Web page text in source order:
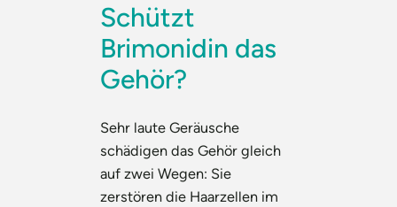
Schützt
Brimonidin das
Gehör?
Sehr laute Geräusche
schädigen das Gehör gleich
auf zwei Wegen: Sie
zerstören die Haarzellen im